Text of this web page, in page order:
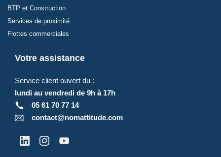
BTP et Construction
Services de proximité
Flottes commerciales
Votre assistance
Service client ouvert du :
lundi au vendredi de 9h à 17h
05 61 70 77 14
contact@nomattitude.com